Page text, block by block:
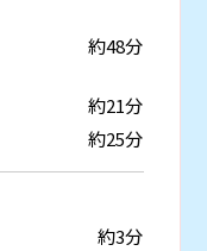
約48分
約21分
約25分
約3分